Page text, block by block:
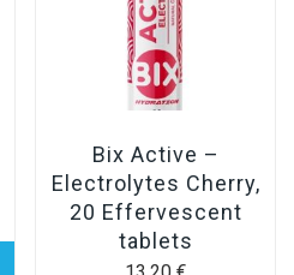
Bix Active –
Electrolytes Cherry,
20 Effervescent
tablets